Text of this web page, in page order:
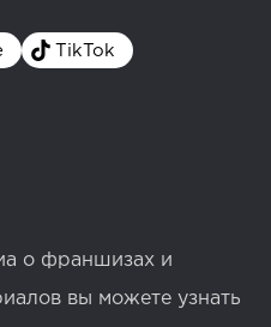
TikTok
о франшизах и
вы можете узнать